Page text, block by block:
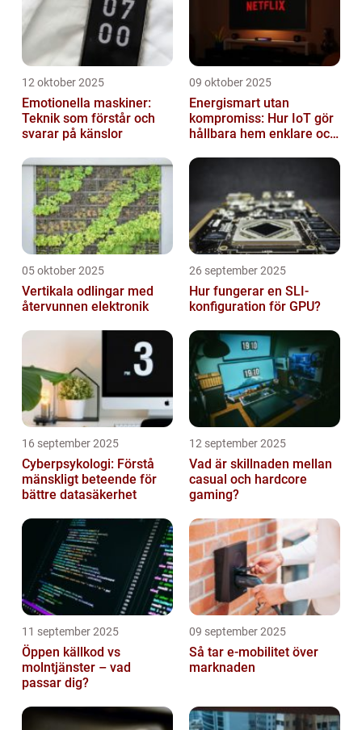
12 oktober 2025
Emotionella maskiner:
Teknik som förstår och
svarar på känslor
09 oktober 2025
Energismart utan
kompromiss: Hur IoT gör
hållbara hem enklare och
05 oktober 2025
Vertikala odlingar med
återvunnen elektronik
26 september 2025
Hur fungerar en SLI-
konfiguration för GPU?
16 september 2025
Cyberpsykologi: Förstå
mänskligt beteende för
bättre datasäkerhet
12 september 2025
Vad är skillnaden mellan
casual och hardcore
gaming?
11 september 2025
Öppen källkod vs
molntjänster – vad
passar dig?
09 september 2025
Så tar e-mobilitet över
marknaden